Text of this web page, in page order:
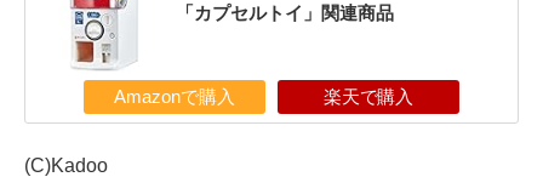
「カプセルトイ」関連商品
Amazonで購入 楽天で購入
(C)Kadoo